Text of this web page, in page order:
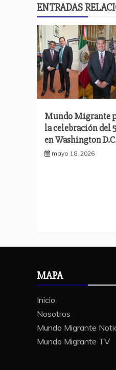
ENTRADAS
Mundo Migrante
la celebración del
en Washington
mayo 18, 2026
MAPA
Inicio
Nosotros
Mundo Migrante
Mundo Migrante TV